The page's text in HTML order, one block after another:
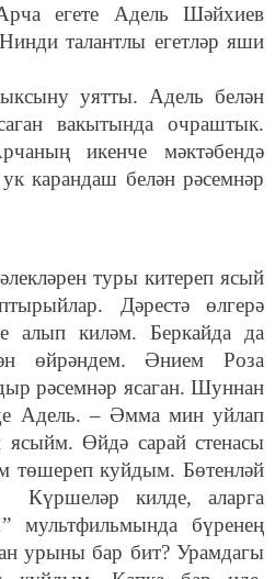
егете Адель Шәйхиев
талантлы егетләр яши
уятты. Адель белән
вакытында очраштык.
икенче мәктәбендә
карандаш белән рәсемнәр
туры китереп ясый
Дәрестә өлгерә
алып киләм. Беркайда да
өйрәндем. Әнием Роза
рәсемнәр ясаган. Шуннан
Адель. – Әмма мин уйлап
Өйдә сарай стенасы
төшереп куйдым. Бөтенләй
Күршеләр килде, аларга
мультфильмында бүренең
урыны бар бит? Урамдагы